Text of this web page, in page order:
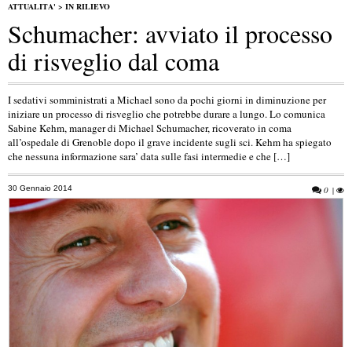
ATTUALITA' > IN RILIEVO
Schumacher: avviato il processo
di risveglio dal coma
I sedativi somministrati a Michael sono da pochi giorni in diminuzione per
iniziare un processo di risveglio che potrebbe durare a lungo. Lo comunica
Sabine Kehm, manager di Michael Schumacher, ricoverato in coma
all’ospedale di Grenoble dopo il grave incidente sugli sci. Kehm ha spiegato
che nessuna informazione sara’ data sulle fasi intermedie e che […]
30 Gennaio 2014 0 |